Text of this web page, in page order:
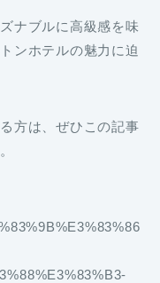
ナブルに高級感を味
ンホテルの魅力に迫
方は、ぜひこの記事